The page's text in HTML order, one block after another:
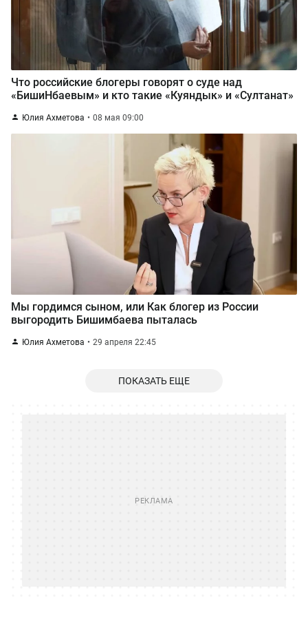
Что российские блогеры говорят о суде над
«БишиНбаевым» и кто такие «Куяндык» и «Султанат»
Юлия Ахметова 08 мая 09:00
Мы гордимся сыном, или Как блогер из России
выгородить Бишимбаева пыталась
Юлия Ахметова 29 апреля 22:45
ПОКАЗАТЬ ЕЩЕ